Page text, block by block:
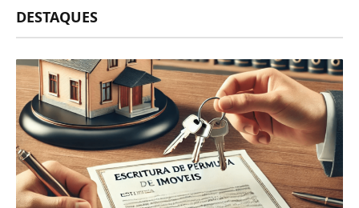
DESTAQUES